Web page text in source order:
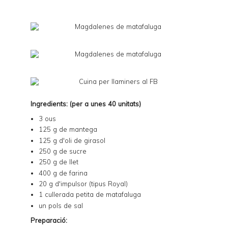
Ingredients: (per a unes 40 unitats)
3 ous
125 g de mantega
125 g d'oli de girasol
250 g de sucre
250 g de llet
400 g de farina
20 g d'impulsor (tipus Royal)
1 cullerada petita de matafaluga
un pols de sal
Preparació: